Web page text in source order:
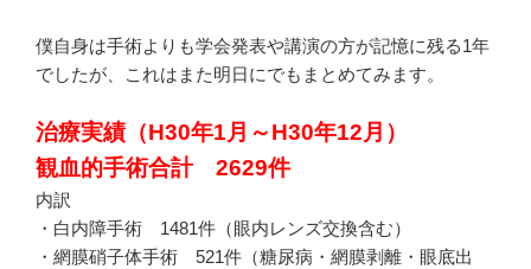
僕自身は手術よりも学会発表や講演の方が記憶に残る1年
でしたが、これはまた明日にでもまとめてみます。
治療実績（H30年1月～H30年12月）
観血的手術合計 2629件
内訳
・白内障手術 1481件（眼内レンズ交換含む）
・網膜硝子体手術 521件（糖尿病・網膜剥離・眼底出